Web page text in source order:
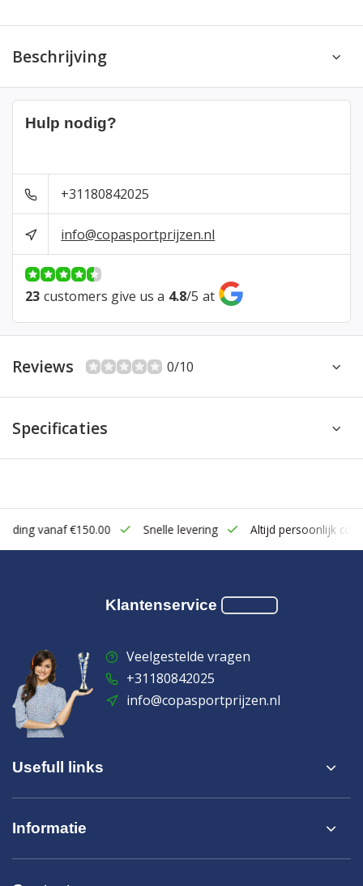
Beschrijving
Hulp nodig?
+31180842025
info@copasportprijzen.nl
23 customers give us a 4.8/5 at
Reviews 0/10
Specificaties
vanaf €150.00 Snelle levering Altijd persoonlijk
Klantenservice
Veelgestelde vragen
+31180842025
info@copasportprijzen.nl
Usefull links
Informatie